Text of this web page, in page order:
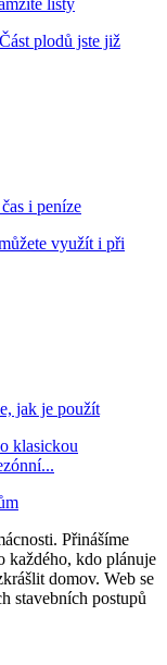
plodů jste již
i peníze
využít i při
jak je použít
klasickou
Přinášíme
každého, kdo plánuje
domov. Web se
stavebních postupů